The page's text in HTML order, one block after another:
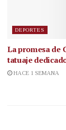
DEPORTES
La promesa de
tatuaje
HACE 1 SEMANA